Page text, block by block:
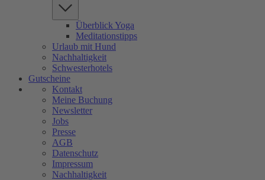
Überblick Yoga
Meditationstipps
Urlaub mit Hund
Nachhaltigkeit
Schwesterhotels
Gutscheine
Kontakt
Meine Buchung
Newsletter
Jobs
Presse
AGB
Datenschutz
Impressum
Nachhaltigkeit